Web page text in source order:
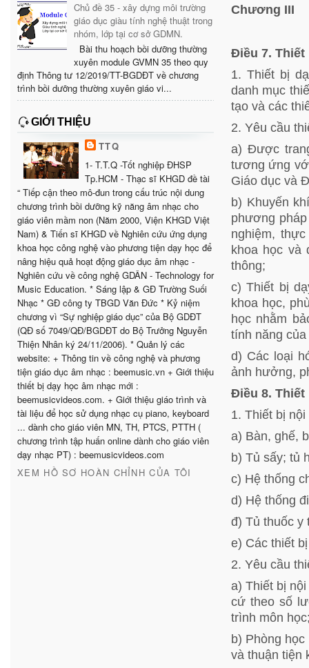
Chủ đề 35 - xây dựng môi trường
giáo dục giàu tính nghệ thuật trong
nhóm, lớp tại cơ sở GDMN.
Bài thu hoạch bồi dưỡng thường
xuyên module GVMN 35 theo quy
định Thông tư 12/2019/TT-BGDĐT về chương
trình bồi dưỡng thường xuyên giáo vi...
GIỚI THIỆU
TTQ
1- T.T.Q -Tốt nghiệp ĐHSP
Tp.HCM - Thạc sĩ KHGD đề tài
“ Tiếp cận theo mô-đun trong cấu trúc nội dung
chương trình bồi dưỡng kỹ năng âm nhạc cho
giáo viên mầm non (Năm 2000, Viện KHGD Việt
Nam) & Tiến sĩ KHGD về Nghiên cứu ứng dụng
khoa học công nghệ vào phương tiện dạy học để
nâng hiệu quả hoạt động giáo dục âm nhạc -
Nghiên cứu về công nghệ GDÂN - Technology for
Music Education. * Sáng lập & GĐ Trường Suối
Nhạc * GĐ công ty TBGD Văn Đức * Kỷ niệm
chương vì “Sự nghiệp giáo dục” của Bộ GDĐT
(QĐ số 7049/QĐ/BGDĐT do Bộ Trưởng Nguyễn
Thiện Nhân ký 24/11/2006). * Quản lý các
website: + Thông tin về công nghệ và phương
tiện giáo dục âm nhạc : beemusic.vn + Giới thiệu
thiết bị dạy học âm nhạc mới :
beemusicvideos.com. + Giới thiệu giáo trình và
tài liệu để học sử dụng nhạc cụ piano, keyboard
... dành cho giáo viên MN, TH, PTCS, PTTH (
chương trình tập huấn online dành cho giáo viên
dạy nhạc PT) : beemusicvideos.com
XEM HỒ SƠ HOÀN CHỈNH CỦA TÔI
Chương III
Điều 7.
1. Thiết bị
danh mục
tạo và các
2. Yêu cầu
a) Được
tương ứng
Giáo dục và
b) Khuyến
phương
nghiệm,
khoa học và
thông;
c) Thiết bị
khoa học,
học nhằm
tính năng
d) Các loại
ảnh hưởng,
Điều 8.
1. Thiết bị
a) Bàn, ghế,
b) Tủ sấy; tủ
c) Hệ thống
d) Hệ thống
đ) Tủ thuốc y
e) Các thiết
2. Yêu cầu
a) Thiết bị
cứ theo số
trình môn
b) Phòng
và thuận tiện